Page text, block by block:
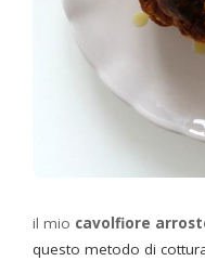
il mio cavolfiore
questo metodo di